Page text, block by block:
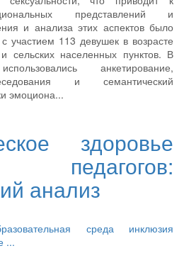
представлений и
и анализа этих аспектов было
участием 113 девушек в возрасте
сельских населенных пунктов. В
анкетирование,
и семантический
эмоциона...
здоровье
анализ
среда инклюзия
...